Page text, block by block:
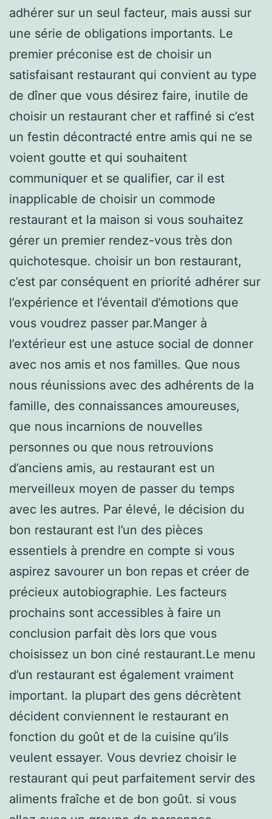
adhérer sur un seul facteur, mais aussi sur
une série de obligations importants. Le
premier préconise est de choisir un
satisfaisant restaurant qui convient au type
de dîner que vous désirez faire, inutile de
choisir un restaurant cher et raffiné si c’est
un festin décontracté entre amis qui ne se
voient goutte et qui souhaitent
communiquer et se qualifier, car il est
inapplicable de choisir un commode
restaurant et la maison si vous souhaitez
gérer un premier rendez-vous très don
quichotesque. choisir un bon restaurant,
c’est par conséquent en priorité adhérer sur
l’expérience et l’éventail d’émotions que
vous voudrez passer par.Manger à
l’extérieur est une astuce social de donner
avec nos amis et nos familles. Que nous
nous réunissions avec des adhérents de la
famille, des connaissances amoureuses,
que nous incarnions de nouvelles
personnes ou que nous retrouvions
d’anciens amis, au restaurant est un
merveilleux moyen de passer du temps
avec les autres. Par élevé, le décision du
bon restaurant est l’un des pièces
essentiels à prendre en compte si vous
aspirez savourer un bon repas et créer de
précieux autobiographie. Les facteurs
prochains sont accessibles à faire un
conclusion parfait dès lors que vous
choisissez un bon ciné restaurant.Le menu
d’un restaurant est également vraiment
important. la plupart des gens décrètent
décident conviennent le restaurant en
fonction du goût et de la cuisine qu’ils
veulent essayer. Vous devriez choisir le
restaurant qui peut parfaitement servir des
aliments fraîche et de bon goût. si vous